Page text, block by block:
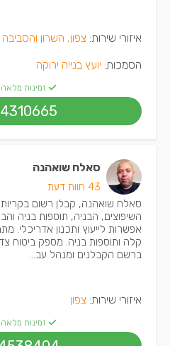
איזורי שירות: צפון, השרון והסביבה
הסמכות: יועץ בנייה ירוקה
זמינות
סאלח שואהנה
43 חוות דעת
סאלח שואהנה, קבלן רשום
השיפוצים, הבניה, תוספות בניה
אפשרות לייעוץ ותכנון אדריכלי.
קלה ותוספות בניה. מספק ביטוח
ברשם הקבלנים ומנהל עב...
איזורי שירות: צפון
זמינות